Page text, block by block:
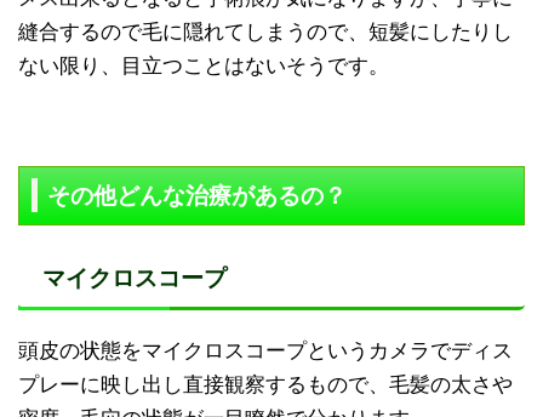
縫合するので毛に隠れてしまうので、短髪にしたりし
ない限り、目立つことはないそうです。
その他どんな治療があるの？
マイクロスコープ
頭皮の状態をマイクロスコープというカメラでディス
プレーに映し出し直接観察するもので、毛髪の太さや